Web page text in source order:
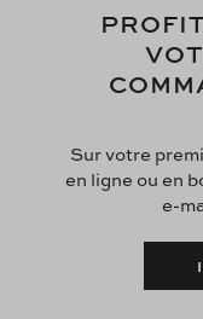
Sur votre
en ligne ou en
e-